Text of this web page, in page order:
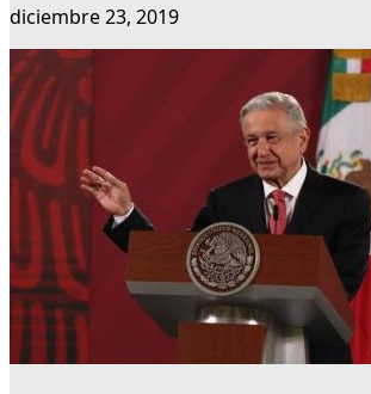
diciembre 23, 2019